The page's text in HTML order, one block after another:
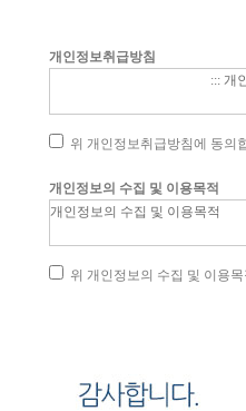
개인정보취급방침
위 개인정보취급방침에 동의
개인정보의 수집 및 이용목적
위 개인정보의 수집 및 이용